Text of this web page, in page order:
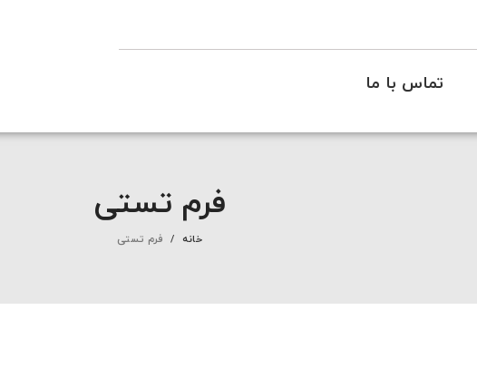
تماس با ما
فرم تستی
خانه فرم تستی